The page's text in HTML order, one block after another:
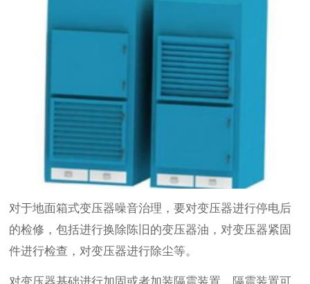
对于地面箱式变压器噪音治理，要对变压器进行停电后
的检修，包括进行换除陈旧的变压器油，对变压器紧固
件进行检查，对变压器进行除尘等。